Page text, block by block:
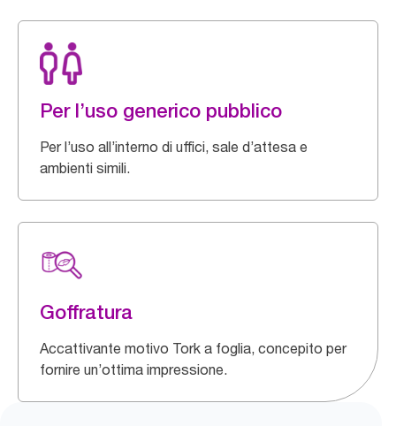
Per l’uso generico pubblico
Per l’uso all’interno di uffici, sale d’attesa e
ambienti simili.
Goffratura
Accattivante motivo Tork a foglia, concepito per
fornire un’ottima impressione.